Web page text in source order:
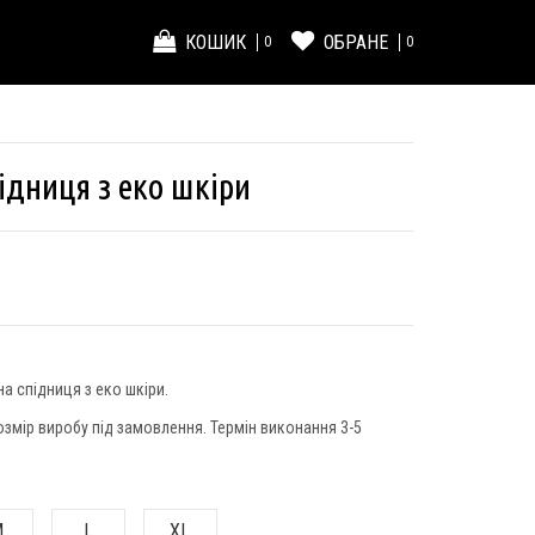
ОБРАНЕ 0
КОШИК 0
з еко шкіри
спідниця з еко шкіри.
виробу під замовлення. Термін виконання 3-5